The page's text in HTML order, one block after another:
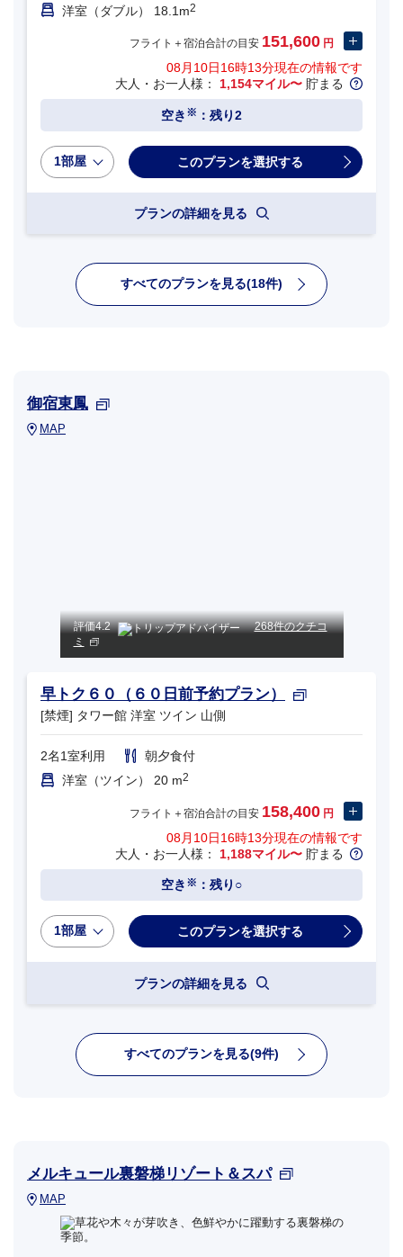
洋室（ダブル） 18.1m2
フライト＋宿泊合計の目安 151,600 円
08月10日16時13分現在の情報です
大人・お一人様： 1,154マイル〜 貯まる
空き ※ ：残り2
1部屋
プランの詳細を見る
すべてのプランを見る(18件)
御宿東鳳
MAP
評価4.2
268件のクチコ
ミ
早トク６０（６０日前予約プラン）
[禁煙] タワー館 洋室 ツイン 山側
2名1室利用
朝夕食付
洋室（ツイン） 20 m2
フライト＋宿泊合計の目安 158,400 円
08月10日16時13分現在の情報です
大人・お一人様： 1,188マイル〜 貯まる
空き ※ ：残り○
1部屋
プランの詳細を見る
すべてのプランを見る(9件)
メルキュール裏磐梯リゾート＆スパ
MAP